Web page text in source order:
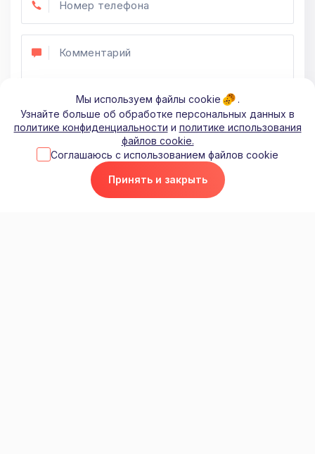
Отправить
Отправляя свои данные, вы соглашаетесь с условиями
пользовательского соглашения
Содержание
Мы используем файлы cookie .
Узнайте больше об обработке персональных данных в
политике конфиденциальности и политике использования
файлов cookie.
Соглашаюсь с использованием файлов cookie
Принять и закрыть